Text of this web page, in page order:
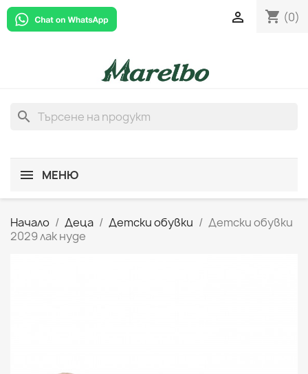
shopping_cart (0)

search
МЕНЮ
Начало Деца Детски обувки
Детски обувки
2029 лак нуде